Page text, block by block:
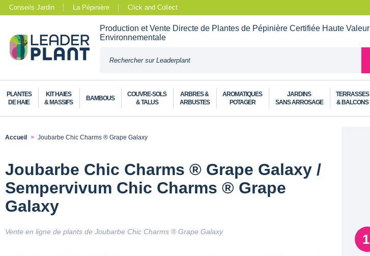
Conseils Jardin La Pépinière Click and Collect
Production et Vente Directe de Plantes de Pépinière Certifiée Haute Valeur
Environnementale
PLANTES
DE HAIE
KIT HAIES
& MASSIFS
BAMBOUS
COUVRE-SOLS
& TALUS
ARBRES &
ARBUSTES
AROMATIQUES
POTAGER
JARDINS
SANS ARROSAGE
TERRASSES
& BALCONS
Accueil Joubarbe Chic Charms ® Grape Galaxy
Joubarbe Chic Charms ® Grape Galaxy /
Sempervivum Chic Charms ® Grape
Galaxy
Vente en ligne de plants de Joubarbe Chic Charms ® Grape Galaxy